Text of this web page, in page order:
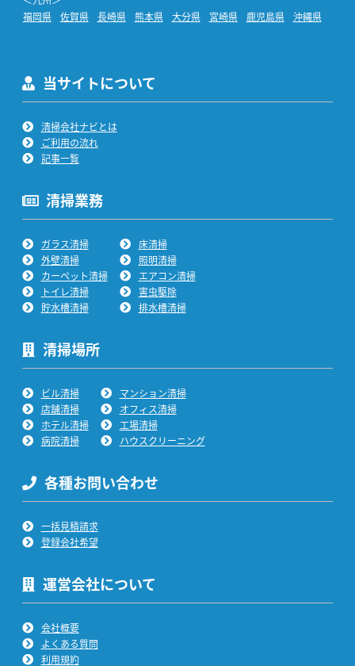
福岡県
佐賀県 長崎県 熊本県 大分県 宮崎県 鹿児島県 沖縄県
当サイトについて
清掃会社ナビとは
ご利用の流れ
記事一覧
清掃業務
ガラス清掃
外壁清掃
カーペット清掃
トイレ清掃
貯水槽清掃
床清掃
照明清掃
エアコン清掃
害虫駆除
排水槽清掃
清掃場所
ビル清掃
店舗清掃
ホテル清掃
病院清掃
マンション清掃
オフィス清掃
工場清掃
ハウスクリーニング
各種お問い合わせ
一括見積請求
登録会社希望
運営会社について
会社概要
よくある質問
利用規約